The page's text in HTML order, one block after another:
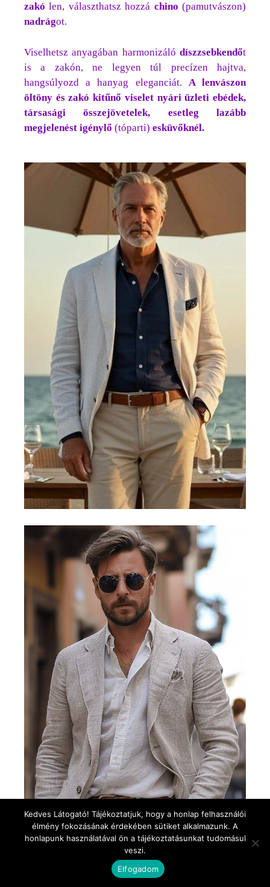
zakó len, választhatsz hozzá chino (pamutvászon)
nadrágot.
Viselhetsz anyagában harmonizáló díszzsebkendőt
is a zakón, ne legyen túl precízen hajtva,
hangsúlyozd a hanyag eleganciát. A lenvászon
öltöny és zakó kitűnő viselet nyári üzleti ebédek,
társasági összejövetelek, esetleg lazább
megjelenést igénylő (tóparti) esküvőknél.
Kedves Látogató! Tájékoztatjuk, hogy a honlap felhasználói
élmény fokozásának érdekében sütiket alkalmazunk. A
honlapunk használatával ön a tájékoztatásunkat tudomásul
veszi.
Elfogadom